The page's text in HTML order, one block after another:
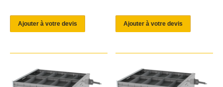
Ajouter à votre devis Ajouter à votre devis